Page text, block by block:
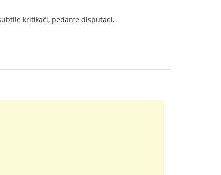
kritikaĉi, pedante disputadi.